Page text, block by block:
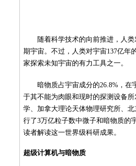
随着科学技术的向前推进，人
期宇宙。不过，人类对宇宙137亿年
家探索未知宇宙的有力工具之一。
暗物质占宇宙成分的26.8%，
于其不能为肉眼和现时的探测设备
学、加拿大理论天体物理研究所、
行了3万亿粒子数中微子和暗物质的
读者解读这一世界级科研成果。
超级计算机与暗物质